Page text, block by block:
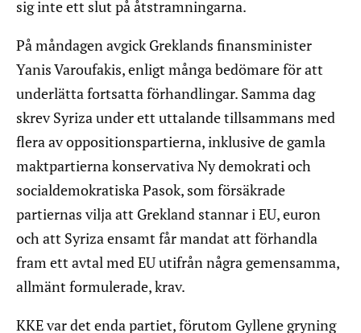
sig inte ett slut på åtstramningarna.
På måndagen avgick Greklands finansminister
Yanis Varoufakis, enligt många bedömare för att
underlätta fortsatta förhandlingar. Samma dag
skrev Syriza under ett uttalande tillsammans med
flera av oppositionspartierna, inklusive de gamla
maktpartierna konservativa Ny demokrati och
socialdemokratiska Pasok, som försäkrade
partiernas vilja att Grekland stannar i EU, euron
och att Syriza ensamt får mandat att förhandla
fram ett avtal med EU utifrån några gemensamma,
allmänt formulerade, krav.
KKE var det enda partiet, förutom Gyllene gryning